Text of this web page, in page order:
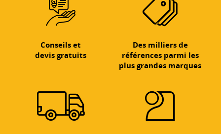
Conseils et
devis gratuits
Des milliers de
références parmi les
plus grandes marques